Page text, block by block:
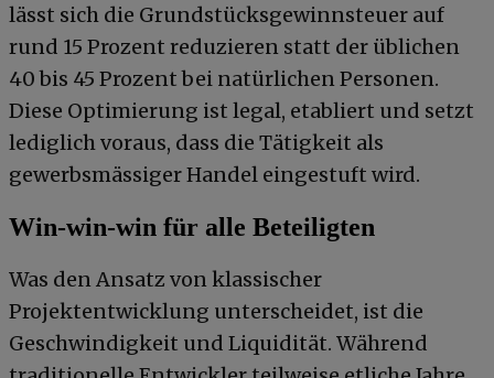
lässt sich die Grundstücksgewinnsteuer auf
rund 15 Prozent reduzieren statt der üblichen
40 bis 45 Prozent bei natürlichen Personen.
Diese Optimierung ist legal, etabliert und setzt
lediglich voraus, dass die Tätigkeit als
gewerbsmässiger Handel eingestuft wird.
Win-win-win für alle Beteiligten
Was den Ansatz von klassischer
Projektentwicklung unterscheidet, ist die
Geschwindigkeit und Liquidität. Während